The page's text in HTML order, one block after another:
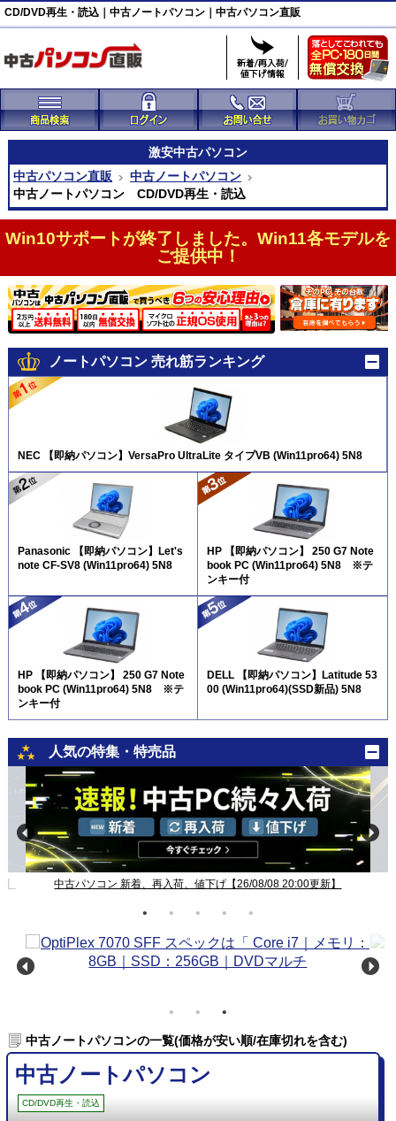
CD/DVD再生・読込｜中古ノートパソコン｜中古パソコン直販
激安中古パソコン
中古パソコン直販
中古ノートパソコン
中古ノートパソコン CD/DVD再生・読込
Win10サポートが終了しました。Win11各モデルを
ご提供中！
ノートパソコン 売れ筋ランキング
NEC 【即納パソコン】VersaPro UltraLite タイプVB (Win11pro64) 5N8
Panasonic 【即納パソコン】Let's
note CF-SV8 (Win11pro64) 5N8
HP 【即納パソコン】 250 G7 Note
book PC (Win11pro64) 5N8 ※テ
ンキー付
HP 【即納パソコン】 250 G7 Note
book PC (Win11pro64) 5N8 ※テ
ンキー付
DELL 【即納パソコン】Latitude 53
00 (Win11pro64)(SSD新品) 5N8
人気の特集・特売品
中古パソコン 新着、再入荷、値下げ【26/08/08 20:00更新】
中古ノートパソコンの一覧(価格が安い順/在庫切れを含む)
中古ノートパソコン
CD/DVD再生・読込